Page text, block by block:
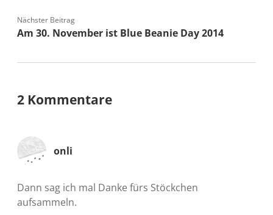
Nächster Beitrag
Am 30. November ist Blue Beanie Day 2014
2 Kommentare
onli
Dann sag ich mal Danke fürs Stöckchen
aufsammeln.